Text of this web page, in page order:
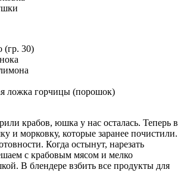
(гр. 30)
ложка горчицы (порошок)
крабов, юшка у нас осталась. Теперь в
и морковку, которые заранее почистили.
Когда остынут, нарезать
с крабовым мясом и мелко
В блендере взбить все продукты для